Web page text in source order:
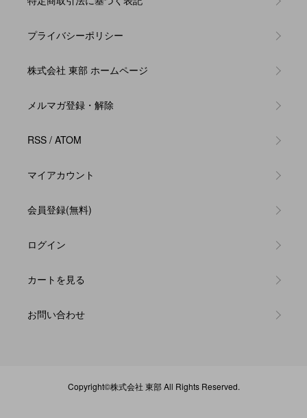
プライバシーポリシー
株式会社 東部 ホームページ
メルマガ登録・解除
RSS / ATOM
マイアカウント
会員登録(無料)
ログイン
カートを見る
お問い合わせ
Copyright©株式会社 東部All Rights Reserved.